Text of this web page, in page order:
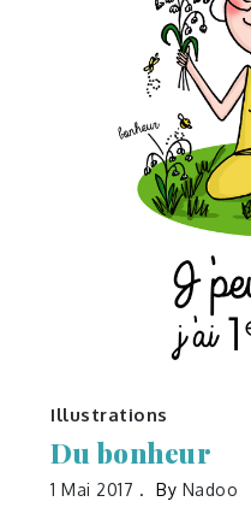
Illustrations
Du bonheur
1 Mai 2017 By Nadoo